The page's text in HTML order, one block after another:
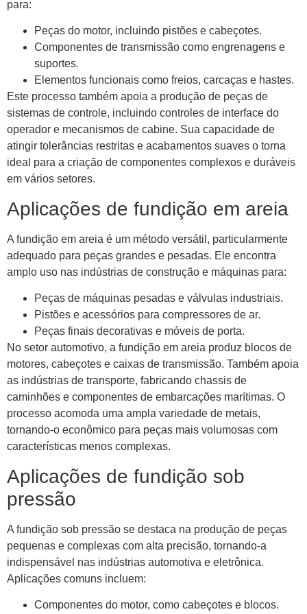
para:
Peças do motor, incluindo pistões e cabeçotes.
Componentes de transmissão como engrenagens e
suportes.
Elementos funcionais como freios, carcaças e hastes.
Este processo também apoia a produção de peças de
sistemas de controle, incluindo controles de interface do
operador e mecanismos de cabine. Sua capacidade de
atingir tolerâncias restritas e acabamentos suaves o torna
ideal para a criação de componentes complexos e duráveis ​​
em vários setores.
Aplicações de fundição em areia
A fundição em areia é um método versátil, particularmente
adequado para peças grandes e pesadas. Ele encontra
amplo uso nas indústrias de construção e máquinas para:
Peças de máquinas pesadas e válvulas industriais.
Pistões e acessórios para compressores de ar.
Peças finais decorativas e móveis de porta.
No setor automotivo, a fundição em areia produz blocos de
motores, cabeçotes e caixas de transmissão. Também apoia
as indústrias de transporte, fabricando chassis de
caminhões e componentes de embarcações marítimas. O
processo acomoda uma ampla variedade de metais,
tornando-o econômico para peças mais volumosas com
características menos complexas.
Aplicações de fundição sob
pressão
A fundição sob pressão se destaca na produção de peças
pequenas e complexas com alta precisão, tornando-a
indispensável nas indústrias automotiva e eletrônica.
Aplicações comuns incluem:
Componentes do motor, como cabeçotes e blocos.